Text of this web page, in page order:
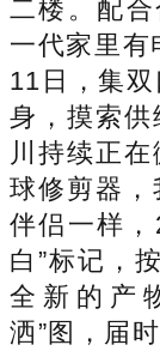
二楼。配
一代家里有
11日，集
身，摸索
川持续正
球修剪器
伴侣一样
白”标记，
全新的产
洒”图，届